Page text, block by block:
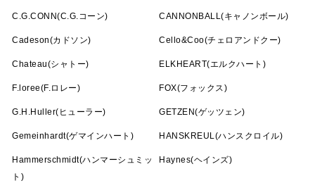
C.G.CONN(C.G.コーン) CANNONBALL(キャノンボール)
Cadeson(カドソン) Cello&Coo(チェロアンドクー)
Chateau(シャトー) ELKHEART(エルクハート)
F.loree(F.ロレー) FOX(フォックス)
G.H.Huller(ヒューラー) GETZEN(ゲッツェン)
Gemeinhardt(ゲマインハート) HANSKREUL(ハンスクロイル)
Hammerschmidt(ハンマーシュミッ
ト)
Haynes(ヘインズ)